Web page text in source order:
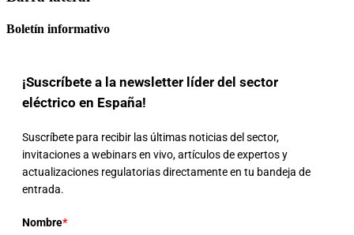
Boletín informativo
¡Suscríbete a la newsletter líder del sector
eléctrico en España!
Suscríbete para recibir las últimas noticias del sector,
invitaciones a webinars en vivo, artículos de expertos y
actualizaciones regulatorias directamente en tu bandeja de
entrada.
Nombre*